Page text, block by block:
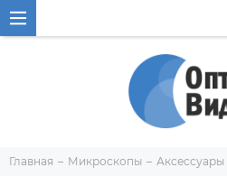
Главная Микроскопы